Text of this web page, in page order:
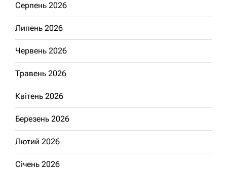
Серпень 2026
Липень 2026
Червень 2026
Травень 2026
Квітень 2026
Березень 2026
Лютий 2026
Січень 2026